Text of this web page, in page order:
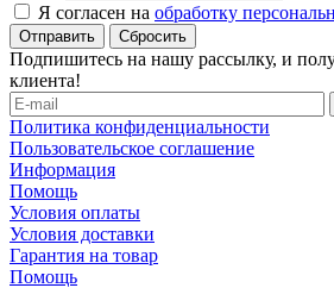
Я согласен на обработку
Сбросить
Подпишитесь на нашу рассылку, и
клиента!
Политика конфиденциальности
Пользовательское соглашение
Информация
Помощь
Условия оплаты
Условия доставки
Гарантия на товар
Помощь